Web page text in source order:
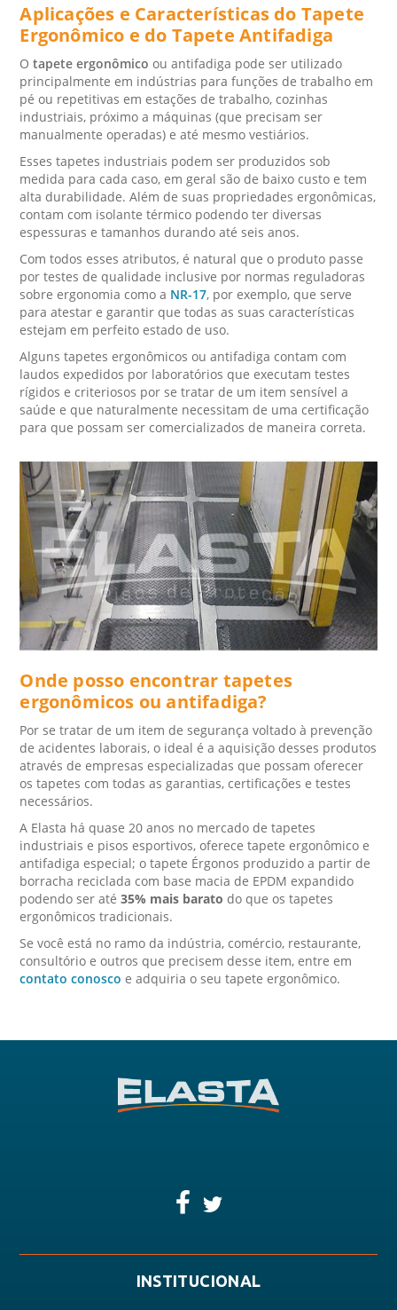
Aplicações e Características do Tapete
Ergonômico e do Tapete Antifadiga
Otapete ergonômico ou antifadiga pode ser utilizado
principalmente em indústrias para funções de trabalho em
pé ou repetitivas em estações de trabalho, cozinhas
industriais, próximo a máquinas (que precisam ser
manualmente operadas) e até mesmo vestiários.
Esses tapetes industriais podem ser produzidos sob
medida para cada caso, em geral são de baixo custo e tem
alta durabilidade. Além de suas propriedades ergonômicas,
contam com isolante térmico podendo ter diversas
espessuras e tamanhos durando até seis anos.
Com todos esses atributos, é natural que o produto passe
por testes de qualidade inclusive por normas reguladoras
sobre ergonomia como a NR-17, por exemplo, que serve
para atestar e garantir que todas as suas características
estejam em perfeito estado de uso.
Alguns tapetes ergonômicos ou antifadiga contam com
laudos expedidos por laboratórios que executam testes
rígidos e criteriosos por se tratar de um item sensível a
saúde e que naturalmente necessitam de uma certificação
para que possam ser comercializados de maneira correta.
Onde posso encontrar tapetes
ergonômicos ou antifadiga?
Por se tratar de um item de segurança voltado à prevenção
de acidentes laborais, o ideal é a aquisição desses produtos
através de empresas especializadas que possam oferecer
os tapetes com todas as garantias, certificações e testes
necessários.
A Elasta há quase 20 anos no mercado de tapetes
industriais e pisos esportivos, oferece tapete ergonômico e
antifadiga especial; o tapete Érgonos produzido a partir de
borracha reciclada com base macia de EPDM expandido
podendo ser até35% mais barato do que os tapetes
ergonômicos tradicionais.
Se você está no ramo da indústria, comércio, restaurante,
consultório e outros que precisem desse item, entre em
contato conosco e adquiria o seu tapete ergonômico.
INSTITUCIONAL